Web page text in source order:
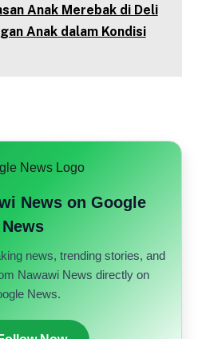
Anak Merebak di Deli
Anak dalam Kondisi
News on Google
News
news, trending stories, and
Nawawi News directly on
News.